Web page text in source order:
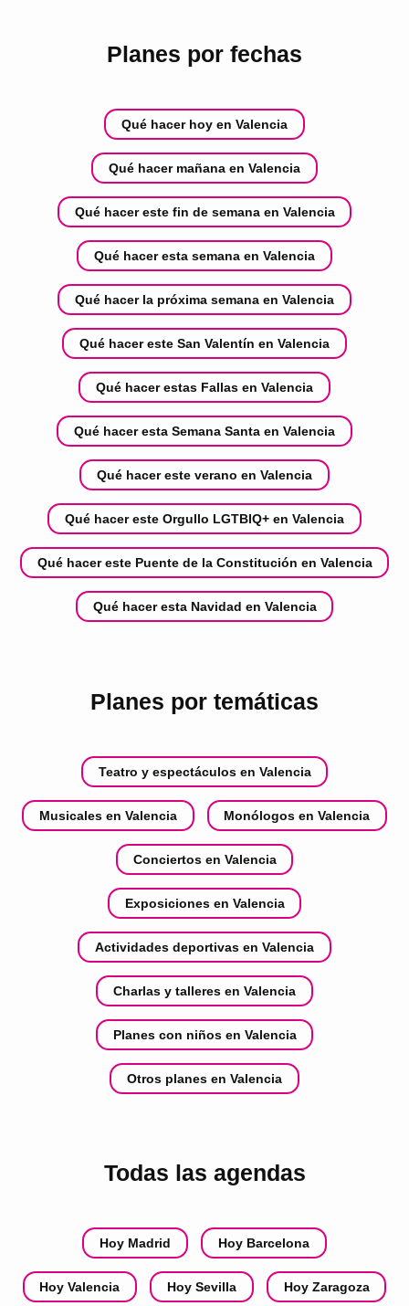
Planes por fechas
Qué hacer hoy en Valencia
Qué hacer mañana en Valencia
Qué hacer este fin de semana en Valencia
Qué hacer esta semana en Valencia
Qué hacer la próxima semana en Valencia
Qué hacer este San Valentín en Valencia
Qué hacer estas Fallas en Valencia
Qué hacer esta Semana Santa en Valencia
Qué hacer este verano en Valencia
Qué hacer este Orgullo LGTBIQ+ en Valencia
Qué hacer este Puente de la Constitución en Valencia
Qué hacer esta Navidad en Valencia
Planes por temáticas
Teatro y espectáculos en Valencia
Musicales en Valencia Monólogos en Valencia
Conciertos en Valencia
Exposiciones en Valencia
Actividades deportivas en Valencia
Charlas y talleres en Valencia
Planes con niños en Valencia
Otros planes en Valencia
Todas las agendas
Hoy Madrid Hoy Barcelona
Hoy Valencia Hoy Sevilla Hoy Zaragoza